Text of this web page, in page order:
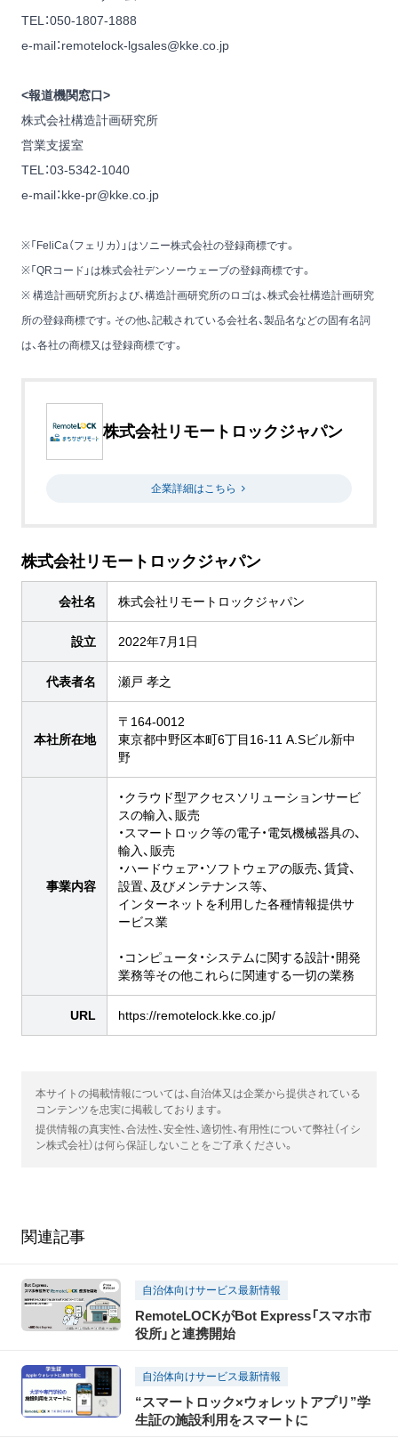
TEL：050-1807-1888
e-mail：remotelock-lgsales@kke.co.jp
<報道機関窓口>
株式会社構造計画研究所
営業支援室
TEL：03-5342-1040
e-mail：kke-pr@kke.co.jp
※「FeliCa（フェリカ）」はソニー株式会社の登録商標です。
※「QRコード」は株式会社デンソーウェーブの登録商標です。
※ 構造計画研究所および、構造計画研究所のロゴは、株式会社構造計画研究
所の登録商標です。その他、記載されている会社名、製品名などの固有名詞
は、各社の商標又は登録商標です。
株式会社リモートロックジャパン
企業詳細はこちら
株式会社リモートロックジャパン
会社名 株式会社リモートロックジャパン
設立 2022年7月1日
代表者名 瀬戸 孝之
本社所在地
〒164-0012
東京都中野区本町6丁目16-11 A.Sビル新中
野
事業内容
・クラウド型アクセスソリューションサービ
スの輸入、販売
・スマートロック等の電子・電気機械器具の、
輸入、販売
・ハードウェア・ソフトウェアの販売、賃貸、
設置、及びメンテナンス等、
インターネットを利用した各種情報提供サ
ービス業
・コンピュータ・システムに関する設計・開発
業務等その他これらに関連する一切の業務
URL https://remotelock.kke.co.jp/
本サイトの掲載情報については、自治体又は企業から提供されている
コンテンツを忠実に掲載しております。
提供情報の真実性、合法性、安全性、適切性、有用性について弊社（イシ
ン株式会社）は何ら保証しないことをご了承ください。
関連記事
自治体向けサービス最新情報
RemoteLOCKがBot Express「スマホ市
役所」と連携開始
自治体向けサービス最新情報
“スマートロック×ウォレットアプリ”学
生証の施設利用をスマートに